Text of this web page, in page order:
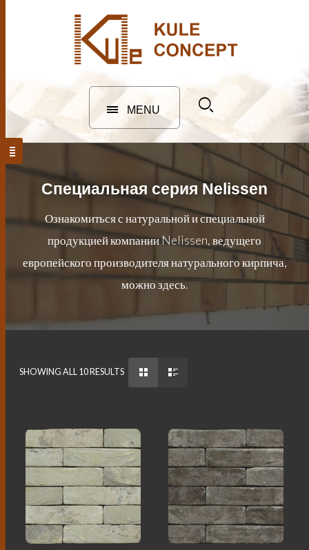
MENU
Специальная серия Nelissen
Ознакомиться с натуральной и специальной
продукцией компании Nelissen, ведущего
европейского производителя натурального кирпича,
можно здесь.
SHOWING ALL 10 RESULTS